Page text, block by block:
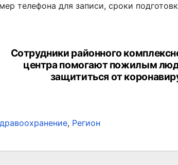
телефона для записи, сроки
Сотрудники районного
центра помогают пожилым
защититься от
, Регион